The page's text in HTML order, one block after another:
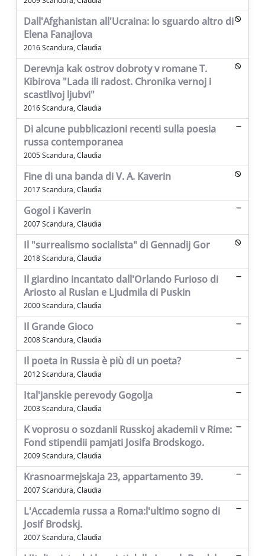
Dall'Afghanistan all'Ucraina: lo sguardo altro di
Elena Fanajlova
2016 Scandura, Claudia
Derevnja kak ostrov dobroty v romane T.
Kibirova "Lada ili radost. Chronika vernoj i
scastlivoj ljubvi"
2016 Scandura, Claudia
Di alcune pubblicazioni recenti sulla poesia
russa contemporanea
2005 Scandura, Claudia
Fine di una banda di V. A. Kaverin
2017 Scandura, Claudia
Gogol i Kaverin
2007 Scandura, Claudia
Il "surrealismo socialista" di Gennadij Gor
2018 Scandura, Claudia
Il giardino incantato dall'Orlando Furioso di
Ariosto al Ruslan e Ljudmila di Puskin
2000 Scandura, Claudia
Il Grande Gioco
2008 Scandura, Claudia
Il poeta in Russia è più di un poeta?
2012 Scandura, Claudia
Ital'janskie perevody Gogolja
2003 Scandura, Claudia
K voprosu o sozdanii Russkoj akademii v Rime:
Fond stipendii pamjati Josifa Brodskogo.
2009 Scandura, Claudia
Krasnoarmejskaja 23, appartamento 39.
2007 Scandura, Claudia
L'Accademia russa a Roma:l'ultimo sogno di
Josif Brodskj.
2007 Scandura, Claudia